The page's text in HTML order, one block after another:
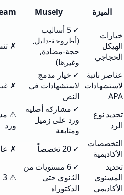
الميزة Musely
خيارات
الهيكل
الحجاجي
✓ 5 أساليب
(أطروحة-دليل,
حجة-مضادة,
وغيرها)
✗
عناصر نائبة
لاستشهادات
APA
✓ خيار مدمج
لاستشهادات في
النص
✗
تحديد نوع
الرد
✓ مشاركة أصلية
ورد على زميل
ومتابعة
⚠
ورد
التخصصات
الأكاديمية
✓ 20 تخصصاً ✗
تحديد
المستوى
الأكاديمي
✓ 6 مستويات من
الثانوي حتى
الدكتوراه
⚠ 3 مستويات